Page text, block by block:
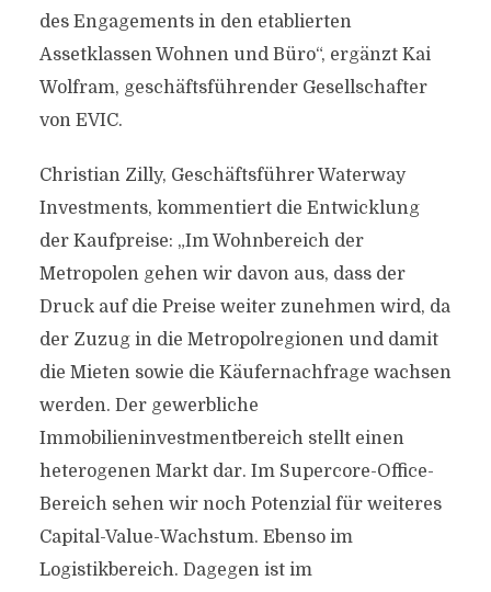
des Engagements in den etablierten
Assetklassen Wohnen und Büro“, ergänzt Kai
Wolfram, geschäftsführender Gesellschafter
von EVIC.
Christian Zilly, Geschäftsführer Waterway
Investments, kommentiert die Entwicklung
der Kaufpreise: „Im Wohnbereich der
Metropolen gehen wir davon aus, dass der
Druck auf die Preise weiter zunehmen wird, da
der Zuzug in die Metropolregionen und damit
die Mieten sowie die Käufernachfrage wachsen
werden. Der gewerbliche
Immobilieninvestmentbereich stellt einen
heterogenen Markt dar. Im Supercore-Office-
Bereich sehen wir noch Potenzial für weiteres
Capital-Value-Wachstum. Ebenso im
Logistikbereich. Dagegen ist im